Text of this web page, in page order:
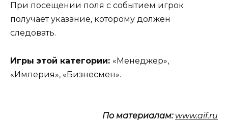
При посещении поля с событием игрок
получает указание, которому должен
следовать.
Игры этой категории: «Менеджер»,
«Империя», «Бизнесмен».
По материалам: www.aif.ru